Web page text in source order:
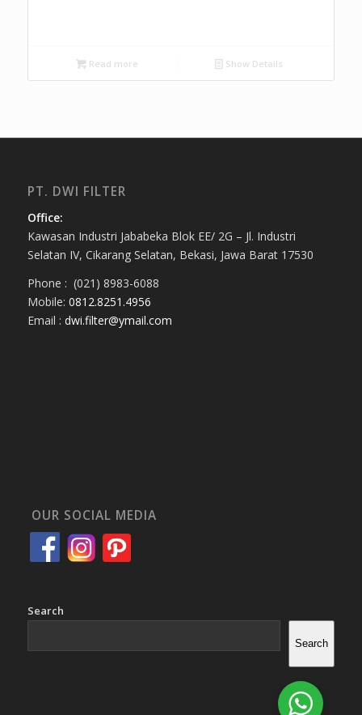
Read more Show Details
PT. DWI FILTER
Office:
Kawasan Industri Jababeka Blok EE/ 2G – Jl. Industri
Selatan IV, Cikarang Selatan, Bekasi, Jawa Barat 17530
Phone : (021) 8983-6088
Mobile: 0812.8251.4956
Email : dwi.filter@ymail.com
OUR SOCIAL MEDIA
Search
Search